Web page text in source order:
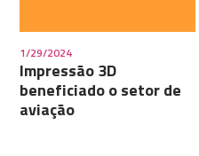
1/29/2024
Impressão 3D
beneficiado o setor de
aviação